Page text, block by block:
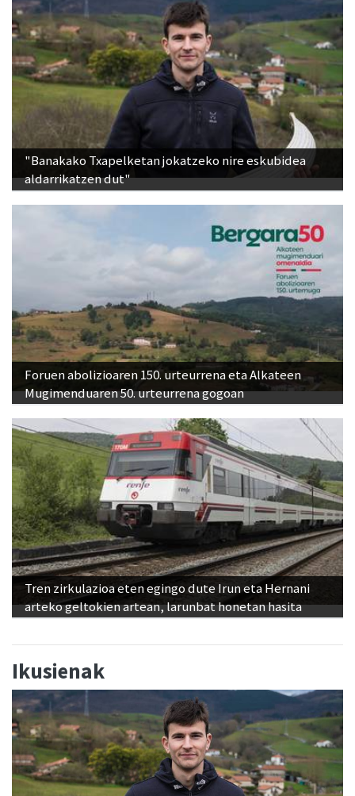
"Banakako Txapelketan jokatzeko nire eskubidea
aldarrikatzen dut"
Foruen abolizioaren 150. urteurrena eta Alkateen
Mugimenduaren 50. urteurrena gogoan
Tren zirkulazioa eten egingo dute Irun eta Hernani
arteko geltokien artean, larunbat honetan hasita
Ikusienak